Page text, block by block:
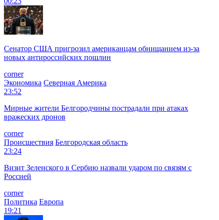
Сенатор США пригрозил американцам обнищанием из-за
новых антироссийских пошлин
corner
Экономика Северная Америка
23:52
Мирные жители Белгородчины пострадали при атаках
вражеских дронов
corner
Происшествия Белгородская область
23:24
Визит Зеленского в Сербию назвали ударом по связям с
Россией
corner
Политика Европа
19:21